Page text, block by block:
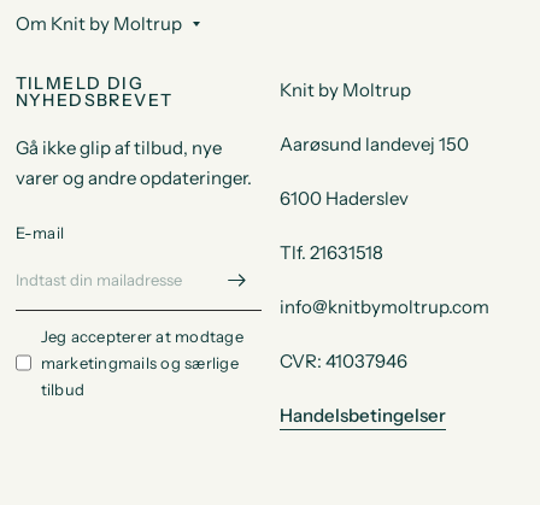
Om Knit by Moltrup
TILMELD DIG
NYHEDSBREVET
Gå ikke glip af tilbud, nye
varer og andre opdateringer.
E-mail
Jeg accepterer at modtage
marketingmails og særlige
tilbud
Knit by Moltrup
Aarøsund landevej 150
6100 Haderslev
Tlf. 21631518
info@knitbymoltrup.com
CVR: 41037946
Handelsbetingelser